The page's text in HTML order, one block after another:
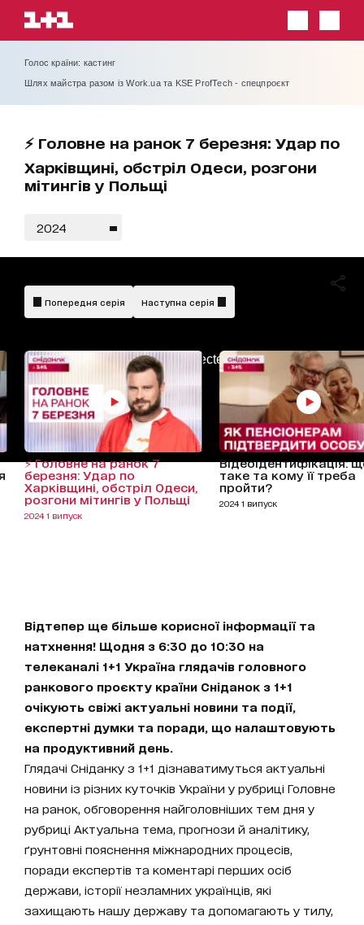
Голос країни: кастинг
Шлях майстра разом із Work.ua та KSE ProfTech - спецпроєкт
⚡️ Головне на ранок 7 березня: Удар по
Харківщині, обстріл Одеси, розгони
мітингів у Польщі
2024
AdBlockDetected!
Попередня серія Наступна серія
⚡️ Головне на ранок 7
березня: Удар по
Харківщині, обстріл Одеси,
розгони мітингів у Польщі
2024 1 випуск
Відеоідентифікація:
таке та кому її треба
пройти?
2024 1 випуск
Відтепер ще більше корисної інформації та
натхнення! Щодня з 6:30 до 10:30 на
телеканалі 1+1 Україна глядачів головного
ранкового проєкту країни Сніданок з 1+1
очікують свіжі актуальні новини та події,
експертні думки та поради, що налаштовують
на продуктивний день.
Глядачі Сніданку з 1+1 дізнаватимуться актуальні
новини із різних куточків України у рубриці Головне
на ранок, обговорення найголовніших тем дня у
рубриці Актуальна тема, прогнози й аналітику,
ґрунтовні пояснення міжнародних процесів,
поради експертів та коментарі перших осіб
держави, історії незламних українців, які
захищають нашу державу та допомагають у тилу,